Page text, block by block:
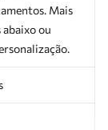
Mais
ou